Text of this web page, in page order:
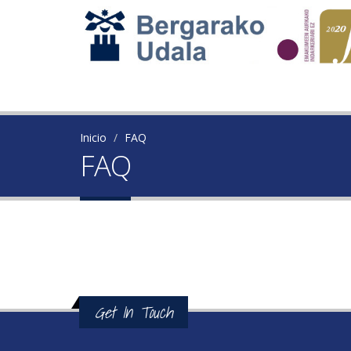
Inicio FAQ
FAQ
Get In Touch